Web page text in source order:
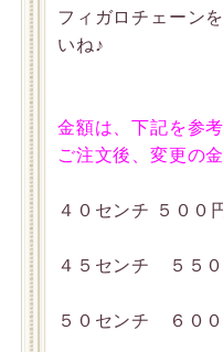
フィガロチェーン
いね♪
金額は、下記を参
ご注文後、変更の
４０センチ ５００
４５センチ ５５０
５０センチ ６００